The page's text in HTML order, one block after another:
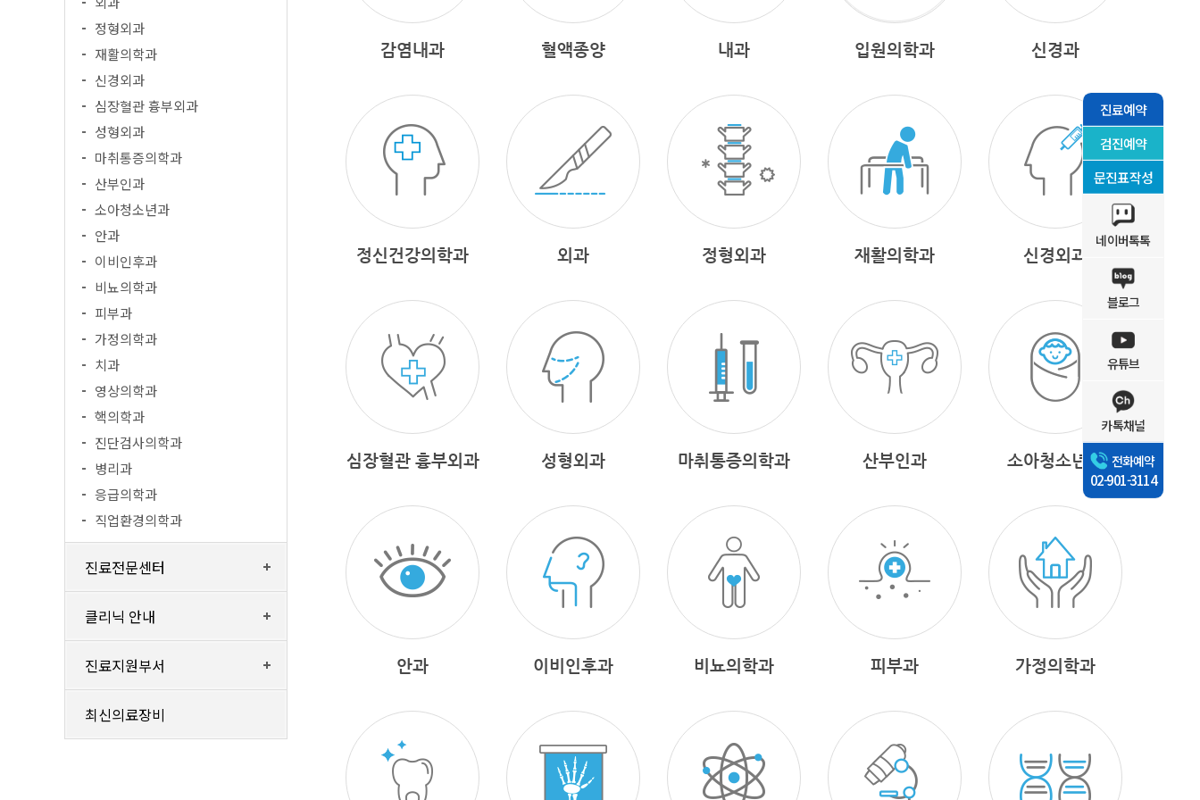
진료예약
검진예약
문진표작성
네이버톡톡
블로그
유튜브
카톡채널
전화예약
02-901-3114
정형외과
재활의학과
신경외과
심장혈관 흉부외과
성형외과
마취통증의학과
산부인과
소아청소년과
안과
이비인후과
비뇨의학과
피부과
가정의학과
치과
영상의학과
핵의학과
진단검사의학과
병리과
응급의학과
직업환경의학과
진료전문센터
클리닉 안내
진료지원부서
최신의료장비
감염내과 혈액종양 내과 입원의학과 신경과
정신건강의학과 외과 정형외과 재활의학과 신경외과
심장혈관 흉부외과 성형외과 마취통증의학과 산부인과 소아청소년과
안과 이비인후과 비뇨의학과 피부과 가정의학과